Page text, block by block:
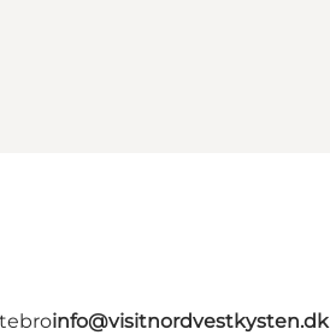
info@visitnordvestkysten.dk